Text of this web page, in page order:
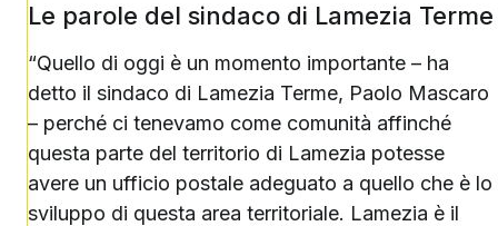
Le parole del sindaco di Lamezia Terme
“Quello di oggi è un momento importante – ha
detto il sindaco di Lamezia Terme, Paolo Mascaro
– perché ci tenevamo come comunità affinché
questa parte del territorio di Lamezia potesse
avere un ufficio postale adeguato a quello che è lo
sviluppo di questa area territoriale. Lamezia è il